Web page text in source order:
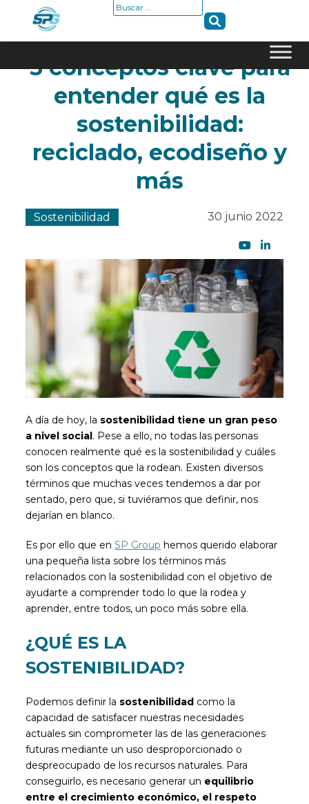
Buscar:
5 conceptos clave para
entender qué es la
sostenibilidad:
reciclado, ecodiseño y
más
Sostenibilidad 30 junio 2022
A día de hoy, la sostenibilidad tiene un gran peso
a nivel social. Pese a ello, no todas las personas
conocen realmente qué es la sostenibilidad y cuáles
son los conceptos que la rodean. Existen diversos
términos que muchas veces tendemos a dar por
sentado, pero que, si tuviéramos que definir, nos
dejarían en blanco.
Es por ello que enSP Group hemos querido elaborar
una pequeña lista sobre los términos más
relacionados con la sostenibilidad con el objetivo de
ayudarte a comprender todo lo que la rodea y
aprender, entre todos, un poco más sobre ella.
¿QUÉ ES LA
SOSTENIBILIDAD?
Podemos definir la sostenibilidad como la
capacidad de satisfacer nuestras necesidades
actuales sin comprometer las de las generaciones
futuras mediante un uso desproporcionado o
despreocupado de los recursos naturales. Para
conseguirlo, es necesario generar un equilibrio
entre el crecimiento económico, el respeto